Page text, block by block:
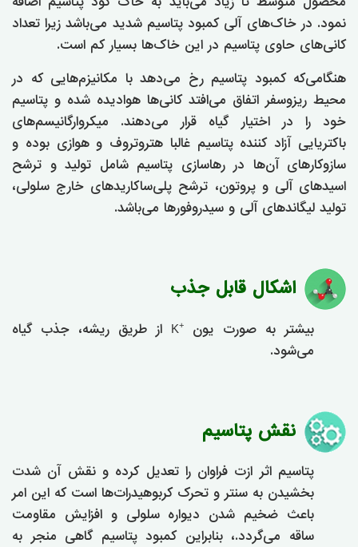
نمود. در خاک‌های آلی کمبود پتاسیم شدید می‌باشد زیرا تعداد
کانی‌های حاوی پتاسیم در این خاک‌ها بسیار کم است.
هنگامی‌که کمبود پتاسیم رخ می‌دهد با مکانیزم‌هایی که در
محیط ریزوسفر اتفاق می‌افتد کانی‌ها هوادیده شده و پتاسیم
خود را در اختیار گیاه قرار می‌دهند. میکروارگانیسم‌های
باکتریایی آزاد کننده پتاسیم غالبا هتروتروف و هوازی بوده و
سازوکارهای آن‌ها در رهاسازی پتاسیم شامل تولید و ترشح
اسیدهای آلی و پروتون، ترشح پلی‌ساکاریدهای خارج سلولی،
تولید لیگاندهای آلی و سیدروفورها می‌باشد.
اشکال قابل جذب
بیشتر به صورت یون K+
از طریق ریشه، جذب گیاه
می‌شود.
نقش پتاسیم
پتاسیم اثر ازت فراوان را تعدیل کرده و نقش آن شدت
بخشیدن به سنتر و تحرک کربوهیدرات‌ها است که این امر
باعث ضخیم شدن دیواره سلولی و افزایش مقاومت
ساقه می‌گردد.، بنابراین کمبود پتاسیم گاهی منجر به